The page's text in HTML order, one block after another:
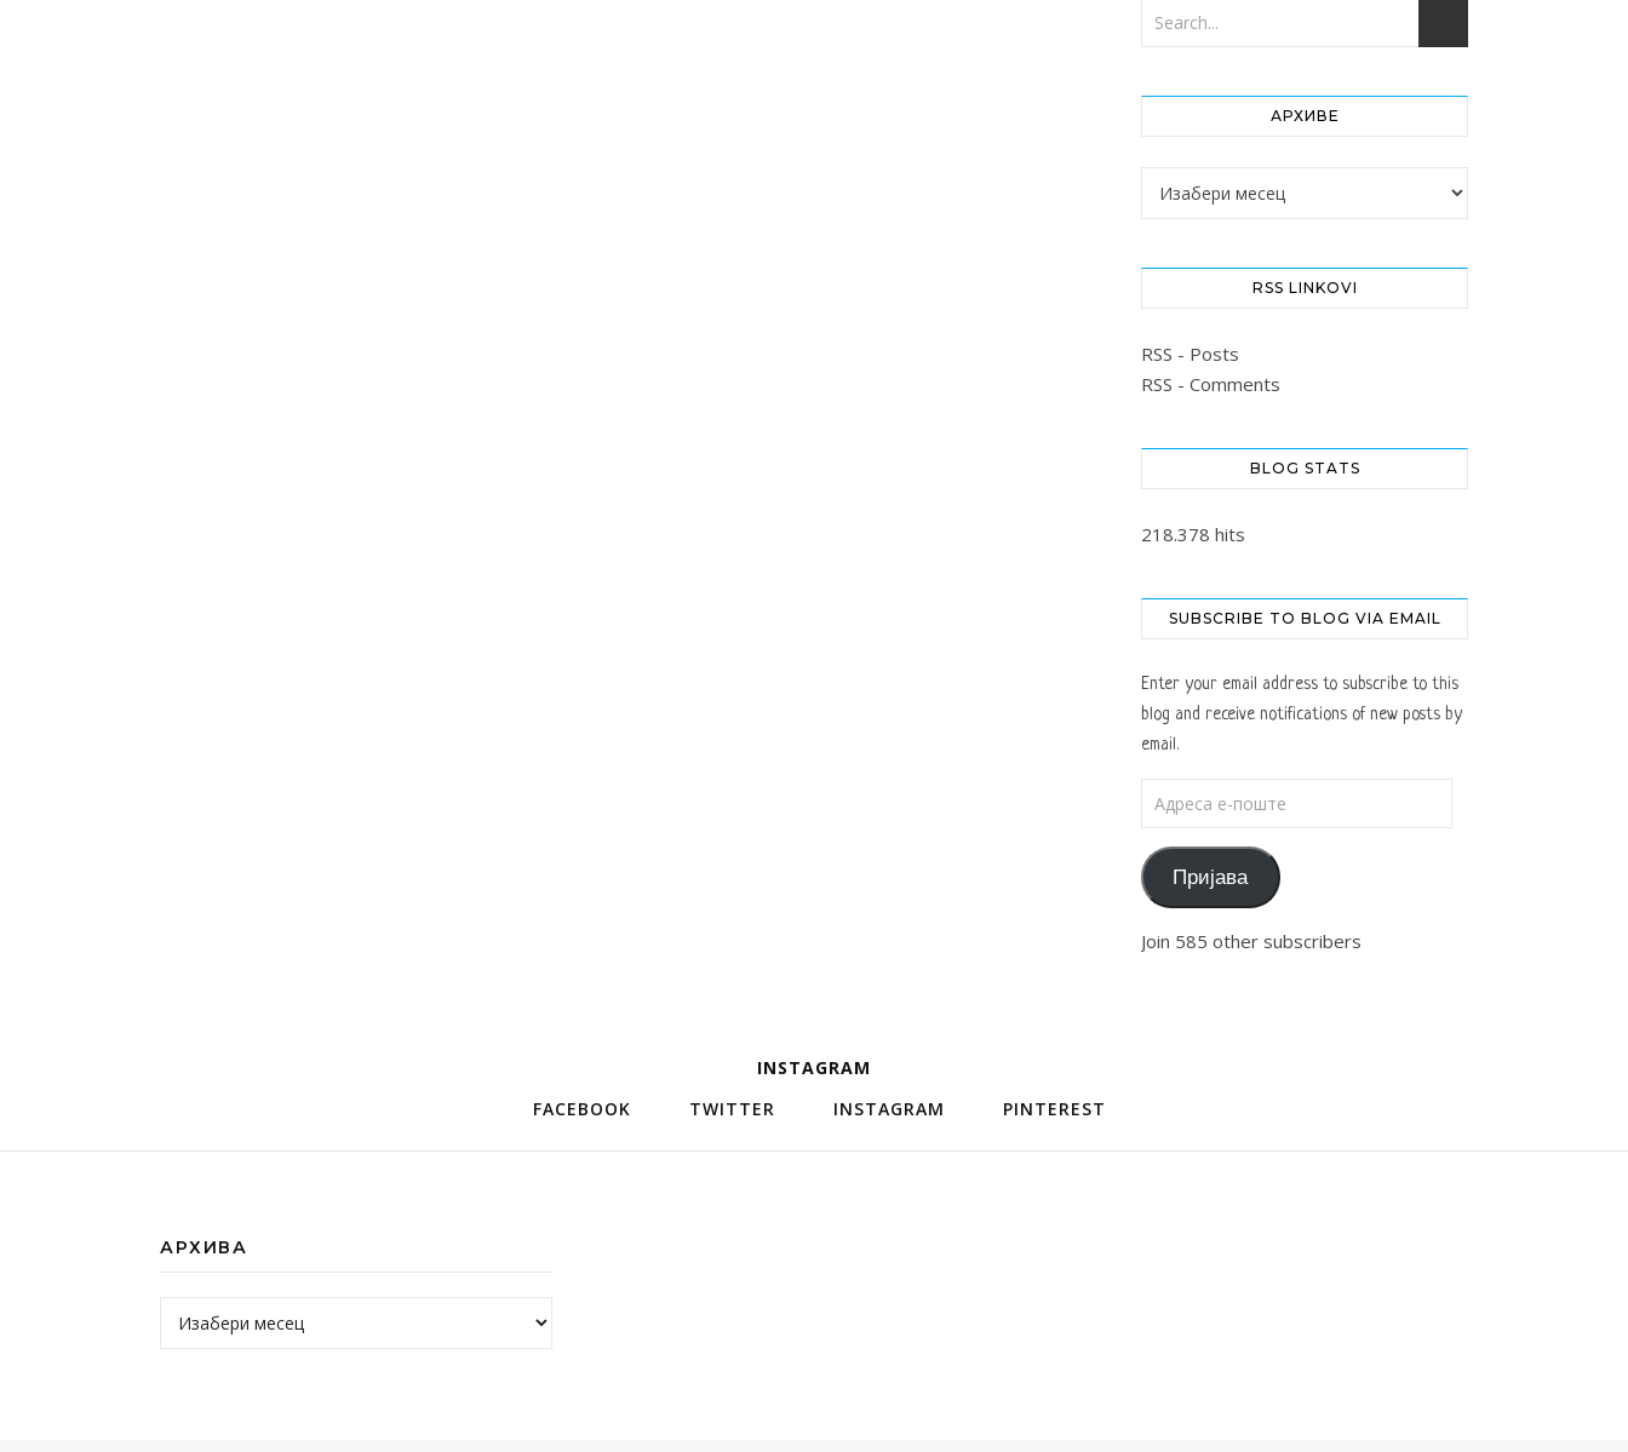
АРХИВЕ
Архиве
RSS LINKOVI
RSS - Posts
RSS - Comments
BLOG STATS
218.378 hits
SUBSCRIBE TO BLOG VIA EMAIL
Enter your email address to subscribe to this
blog and receive notifications of new posts by
email.
Пријава
Join 585 other subscribers
INSTAGRAM
FACEBOOK
TWITTER INSTAGRAM PINTEREST
АРХИВА
Архива